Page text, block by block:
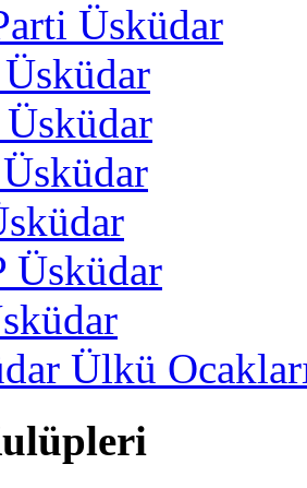
Üsküdar
Üsküdar
Ülkü